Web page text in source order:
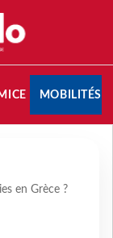
MOBILITÉS
en Grèce ?